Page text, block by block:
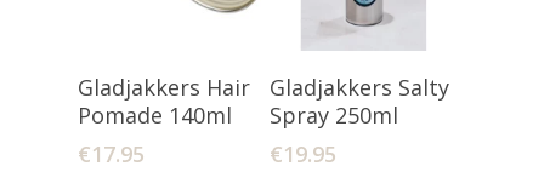
Toevoegen
Aan Winkelwagen
Gladjakkers Hair
Pomade 140ml
€17.95
Toevoegen
Aan Winkelwagen
Gladjakkers Salty
Spray 250ml
€19.95